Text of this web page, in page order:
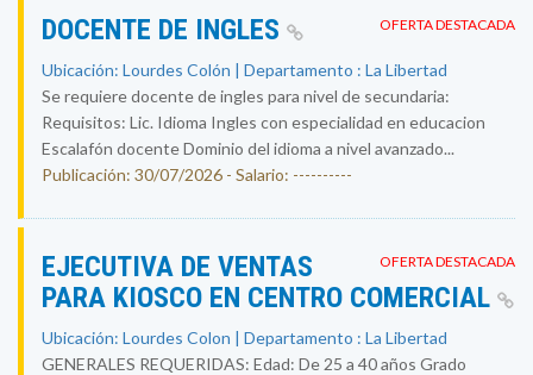
OFERTA DESTACADA
DOCENTE DE INGLES
Ubicación: Lourdes Colón | Departamento : La Libertad
Se requiere docente de ingles para nivel de secundaria:
Requisitos: Lic. Idioma Ingles con especialidad en educacion
Escalafón docente Dominio del idioma a nivel avanzado...
Publicación: 30/07/2026 - Salario: ----------
OFERTA DESTACADA
EJECUTIVA DE VENTAS
PARA KIOSCO EN CENTRO COMERCIAL
Ubicación: Lourdes Colon | Departamento : La Libertad
GENERALES REQUERIDAS: Edad: De 25 a 40 años Grado